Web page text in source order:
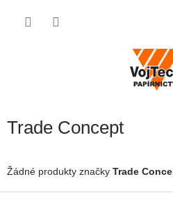
Trade Concept
Žádné produkty značky Trade